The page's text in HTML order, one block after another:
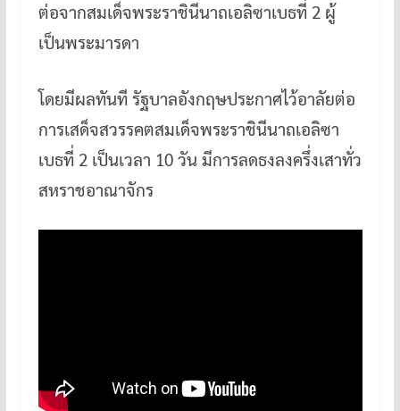
ต่อจากสมเด็จพระราชินีนาถเอลิซาเบธที่ 2 ผู้
เป็นพระมารดา
โดยมีผลทันที รัฐบาลอังกฤษประกาศไว้อาลัยต่อ
การเสด็จสวรรคตสมเด็จพระราชินีนาถเอลิซา
เบธที่ 2 เป็นเวลา 10 วัน มีการลดธงลงครึ่งเสาทั่ว
สหราชอาณาจักร